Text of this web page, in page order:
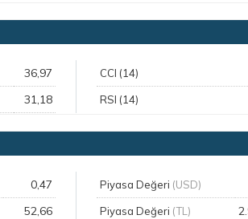
36,97
31,18
CCI (14)
RSI (14)
0,47
52,66
Piyasa Değeri (USD)
Piyasa Değeri (TL)